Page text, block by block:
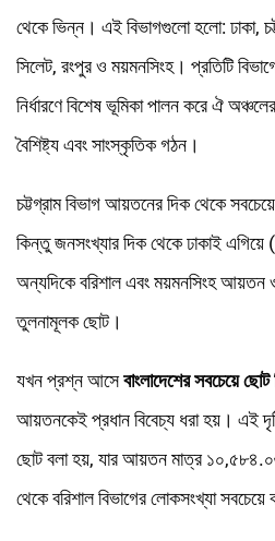
থেকে ভিন্ন। এই বিভাগগুলো হলো: ঢাকা,
সিলেট, রংপুর ও ময়মনসিংহ। প্রতিটি
নির্ধারণে বিশেষ ভূমিকা পালন করে ঐ
বৈশিষ্ট্য এবং সাংস্কৃতিক গঠন।
চট্টগ্রাম বিভাগ আয়তনের দিক থেকে
কিন্তু জনসংখ্যার দিক থেকে ঢাকাই
অন্যদিকে বরিশাল এবং ময়মনসিংহ আয়তন
তুলনামূলক ছোট।
যখন প্রশ্ন আসেবাংলাদেশের সবচেয়ে
আয়তনকেই প্রধান বিবেচ্য ধরা হয়। এই
ছোট বলা হয়, যার আয়তন মাত্র
থেকে বরিশাল বিভাগের লোকসংখ্যা